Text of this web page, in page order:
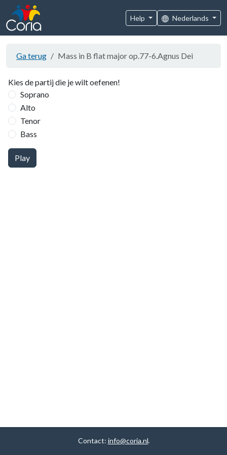
Help Nederlands
Ga terug Mass in B flat major op.77-6.Agnus Dei
Kies de partij die je wilt oefenen!
Soprano
Alto
Tenor
Bass
Play
Contact: info@coria.nl.